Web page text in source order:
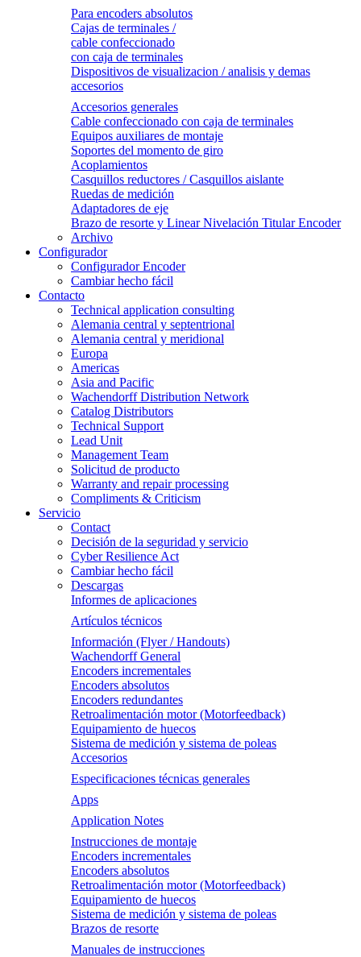
Para encoders absolutos
Cajas de terminales /
cable confeccionado
con caja de terminales
Dispositivos de visualizacion / analisis y demas
accesorios
Accesorios generales
Cable confeccionado con caja de terminales
Equipos auxiliares de montaje
Soportes del momento de giro
Acoplamientos
Casquillos reductores / Casquillos aislante
Ruedas de medición
Adaptadores de eje
Brazo de resorte y Linear Nivelación Titular Encoder
Archivo
Configurador
Configurador Encoder
Cambiar hecho fácil
Contacto
Technical application consulting
Alemania central y septentrional
Alemania central y meridional
Europa
Americas
Asia and Pacific
Wachendorff Distribution Network
Catalog Distributors
Technical Support
Lead Unit
Management Team
Solicitud de producto
Warranty and repair processing
Compliments & Criticism
Servicio
Contact
Decisión de la seguridad y servicio
Cyber Resilience Act
Cambiar hecho fácil
Descargas
Informes de aplicaciones
Artículos técnicos
Información (Flyer / Handouts)
Wachendorff General
Encoders incrementales
Encoders absolutos
Encoders redundantes
Retroalimentación motor (Motorfeedback)
Equipamiento de huecos
Sistema de medición y sistema de poleas
Accesorios
Especificaciones técnicas generales
Apps
Application Notes
Instrucciones de montaje
Encoders incrementales
Encoders absolutos
Retroalimentación motor (Motorfeedback)
Equipamiento de huecos
Sistema de medición y sistema de poleas
Brazos de resorte
Manuales de instrucciones